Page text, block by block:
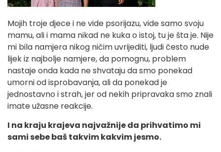
Mojih troje djece i ne vide psorijazu, vide samo svoju
mamu, ali i mama nikad ne kuka o istoj, tu je šta je. Nije
mi bila namjera nikog ničim uvrijediti, ljudi često nude
lijek iz najbolje namjere, da pomognu, problem
nastaje onda kada ne shvataju da smo ponekad
umorni od isprobavanja, ali da ponekad je
jednostavno i strah, jer od nekih pripravaka smo znali
imate užasne reakcije.
I na kraju krajeva najvažnije da prihvatimo mi
sami sebe baš takvim kakvim jesmo.